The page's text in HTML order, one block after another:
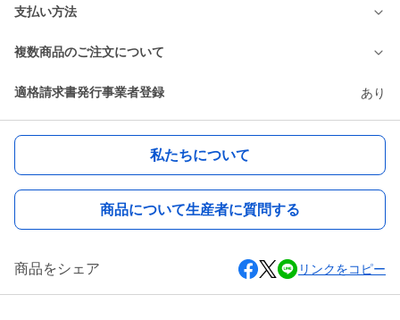
支払い方法
複数商品のご注文について
適格請求書発行事業者登録 あり
私たちについて
商品について生産者に質問する
商品をシェア リンクをコピー